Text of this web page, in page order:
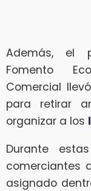
Además, el
Fomento
Comercial
para retirar
organizar a los
Durante
comerciantes
asignado